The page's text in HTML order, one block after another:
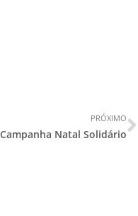
PRÓXIMO
Campanha Natal Solidário